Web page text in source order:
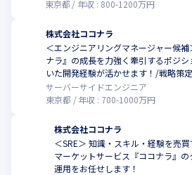
東京都 年収 : 800-1200万円
株式会社ココナラ
＜エンジニアリングマネージャー候補＞ スキルマーケット『
ナラ』の成長を力強く牽引するポジ
いた開発経験が活かせます！/戦略策
か
サーバーサイドエンジニア
東京都
年収 : 700-1000万円
株式会社ココナラ
＜SRE＞ 知識・スキル・経験を売買できる国内最大級のスキル
マーケットサービス『ココナラ』
運用をお任せします！